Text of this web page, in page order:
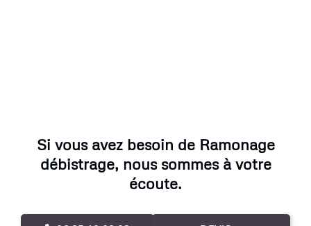
Si vous avez besoin de Ramonage
débistrage, nous sommes à votre
écoute.